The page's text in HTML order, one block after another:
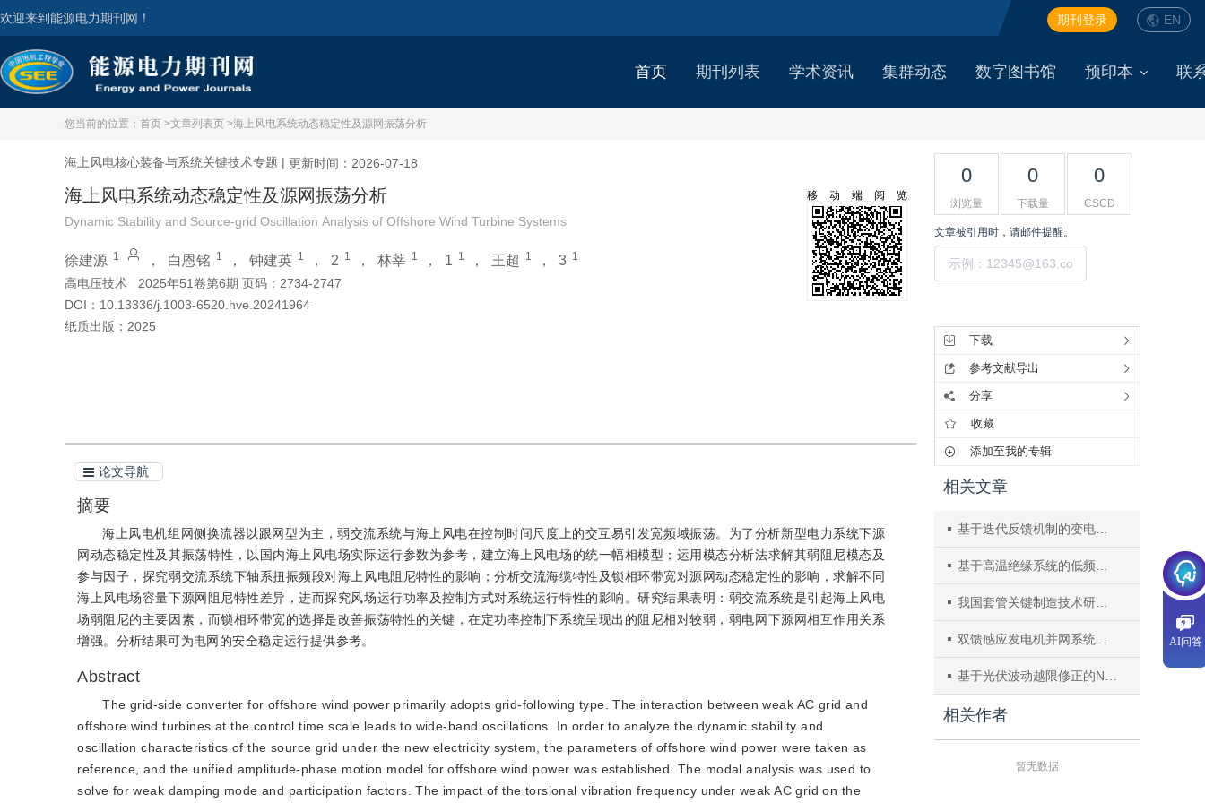
欢迎来到能源电力期刊网！ EN
期刊登录
首页 期刊列表 学术资讯 集群动态 数字图书馆 预印本 联
您当前的位置： 首页 >文章列表页 >海上风电系统动态稳定性及源网振荡分析
海上风电核心装备与系统关键技术专题 | 更新时间：2026-07-18
海上风电系统动态稳定性及源网振荡分析
Dynamic Stability and Source-grid Oscillation Analysis of Offshore Wind Turbine Systems
徐建源 1 ， 白恩铭 1 ， 钟建英 1 ， 2 1 ， 林莘 1 ， 1 1 ， 王超 1 ， 3 1
高电压技术
2025年51卷第6期 页码：2734-2747
DOI： 10.13336/j.1003-6520.hve.20241964
纸质出版： 2025
移动端阅览
论文导航
摘要
海上风电机组网侧换流器以跟网型为主，弱交流系统与海上风电在控制时间尺度上的交互易引发宽频域振荡。为了分析新型电力系统下源
网动态稳定性及其振荡特性，以国内海上风电场实际运行参数为参考，建立海上风电场的统一幅相模型；运用模态分析法求解其弱阻尼模态及
参与因子，探究弱交流系统下轴系扭振频段对海上风电阻尼特性的影响；分析交流海缆特性及锁相环带宽对源网动态稳定性的影响，求解不同
海上风电场容量下源网阻尼特性差异，进而探究风场运行功率及控制方式对系统运行特性的影响。研究结果表明：弱交流系统是引起海上风电
场弱阻尼的主要因素，而锁相环带宽的选择是改善振荡特性的关键，在定功率控制下系统呈现出的阻尼相对较弱，弱电网下源网相互作用关系
增强。分析结果可为电网的安全稳定运行提供参考。
Abstract
The grid-side converter for offshore wind power primarily adopts grid-following type. The interaction between weak AC grid and
offshore wind turbines at the control time scale leads to wide-band oscillations. In order to analyze the dynamic stability and
oscillation characteristics of the source grid under the new electricity system, the parameters of offshore wind power were taken as
reference, and the unified amplitude-phase motion model for offshore wind power was established. The modal analysis was used to
solve for weak damping mode and participation factors. The impact of the torsional vibration frequency under weak AC grid on the
0
浏览量
0
下载量
0
CSCD
文章被引用时，请邮件提醒。
下载
参考文献导出
分享
收藏
添加至我的专辑
相关文章
基于迭代反馈机制的变电站主设备非完美检修与更换策略协同优化方法
基于高温绝缘系统的低频变压器轻量化设计方法
我国套管关键制造技术研究现状及发展方向综述
双馈感应发电机并网系统的弹性能量等效结构与阻尼分布式评估
基于光伏波动越限修正的NLM解耦互补储能功率容量配置方法
相关作者
暂无数据
AI问答